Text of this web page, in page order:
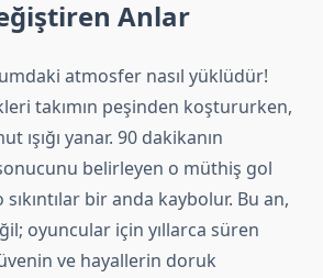
Anlar
atmosfer nasıl yüklüdür!
takımın peşinden koştururken,
ışığı yanar. 90 dakikanın
belirleyen o müthiş gol
bir anda kaybolur. Bu an,
oyuncular için yıllarca süren
ve hayallerin doruk